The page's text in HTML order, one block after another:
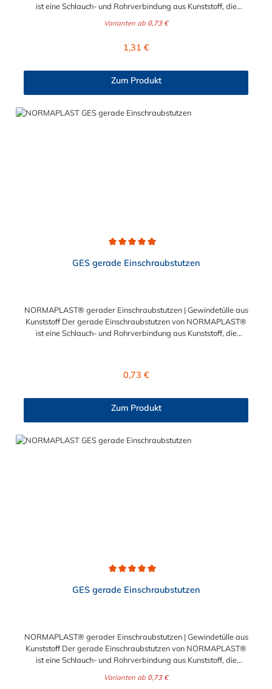
ist eine Schlauch- und Rohrverbindung aus Kunststoff, die
kostengünstig miteinander verbindet. Der gerade
Automobilbau sowie in fast allen Industriebereichen. Diese
der einen Seite, sowie einen Schlauch-Anschlussstutzen auf der
Gegebenenfalls kann eine zusätzliche Sicherung der
Varianten ab 0,73 €
Regulärer Preis:
1,31 €
Zum Produkt
GES gerade Einschraubstutzen
NORMAPLAST® gerader Einschraubstutzen | Gewindetülle aus
Kunststoff Der gerade Einschraubstutzen von NORMAPLAST®
ist eine Schlauch- und Rohrverbindung aus Kunststoff, die
Automobilbau sowie in fast allen Industriebereichen. Diese
der einen Seite, sowie einen Schlauch-Anschlussstutzen auf der
anderen Seite. Der Tannenbaum des Einschraubstutzens
gewährleistet einen sicheren Sitz des Schlauches.
Gegebenenfalls kann eine zusätzliche Sicherung der
Regulärer Preis:
0,73 €
Zum Produkt
GES gerade Einschraubstutzen
NORMAPLAST® gerader Einschraubstutzen | Gewindetülle aus
Kunststoff Der gerade Einschraubstutzen von NORMAPLAST®
ist eine Schlauch- und Rohrverbindung aus Kunststoff, die
kostengünstig miteinander verbindet. Der gerade
Varianten ab 0,73 €